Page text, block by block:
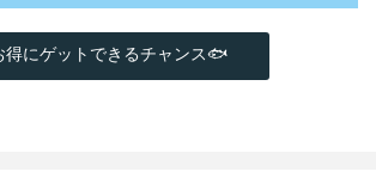
得にゲットできるチャンス🐟